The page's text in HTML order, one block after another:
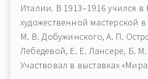
Италии. В 1913–1916 учился
художественной мастерской в
М. В. Добужинского, А. П.
Лебедевой, Е. Е. Лансере, Б. М.
Участвовал в выставках «Мира